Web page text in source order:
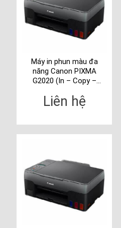
Máy in phun màu đa
năng Canon PIXMA
G2020 (In – Copy –
Liên hệ